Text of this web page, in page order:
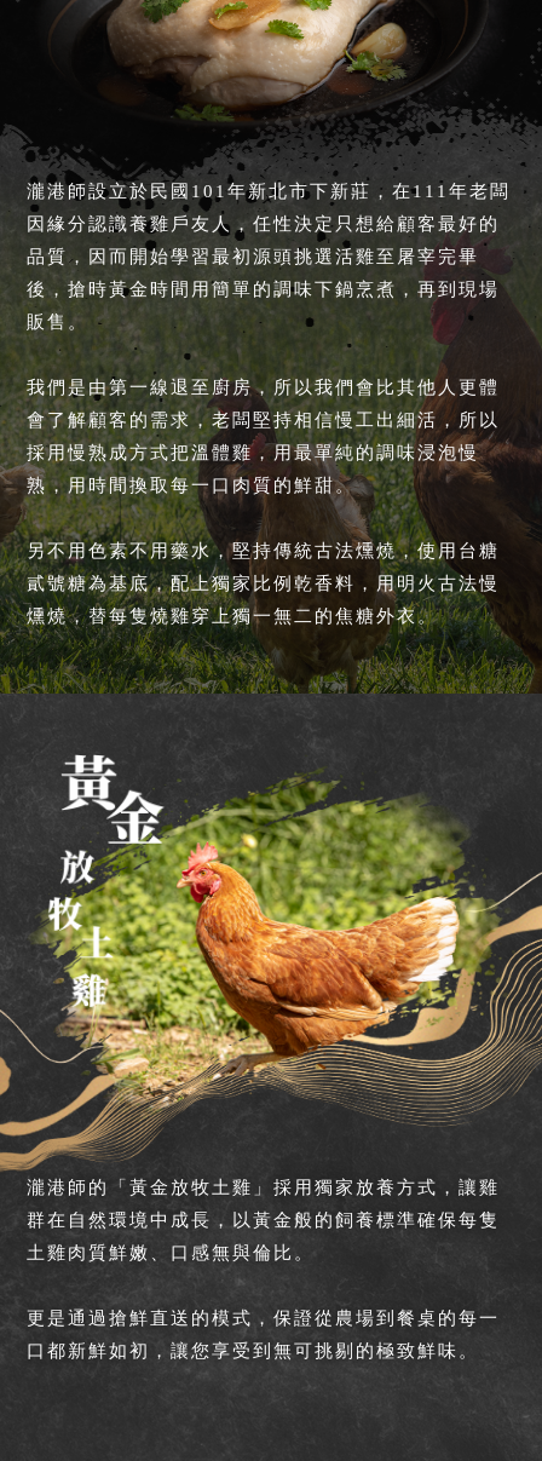
瀧港師設立於民國101年新北市下新莊，在111年老闆
因緣分認識養雞戶友人，任性決定只想給顧客最好的
品質，因而開始學習最初源頭挑選活雞至屠宰完畢
後，搶時黃金時間用簡單的調味下鍋烹煮，再到現場
販售。
我們是由第一線退至廚房，所以我們會比其他人更體
會了解顧客的需求，老闆堅持相信慢工出細活，所以
採用慢熟成方式把溫體雞，用最單純的調味浸泡慢
熟，用時間換取每一口肉質的鮮甜。
另不用色素不用藥水，堅持傳統古法燻燒，使用台糖
貳號糖為基底，配上獨家比例乾香料，用明火古法慢
燻燒，替每隻燒雞穿上獨一無二的焦糖外衣。
瀧港師的「黃金放牧土雞」採用獨家放養方式，讓雞
群在自然環境中成長，以黃金般的飼養標準確保每隻
土雞肉質鮮嫩、口感無與倫比。
更是通過搶鮮直送的模式，保證從農場到餐桌的每一
口都新鮮如初，讓您享受到無可挑剔的極致鮮味。